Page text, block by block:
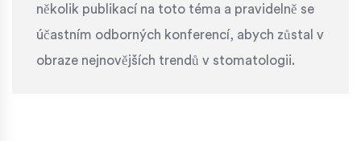
několik publikací na toto téma a pravidelně se
účastním odborných konferencí, abych zůstal v
obraze nejnovějších trendů v stomatologii.